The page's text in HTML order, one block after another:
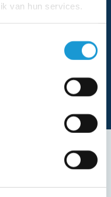
van hun services.